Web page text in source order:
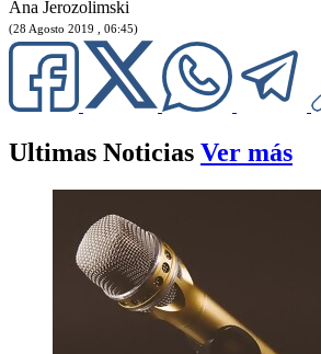
Ana Jerozolimski
(28 Agosto 2019 , 06:45)
Ultimas Noticias Ver más